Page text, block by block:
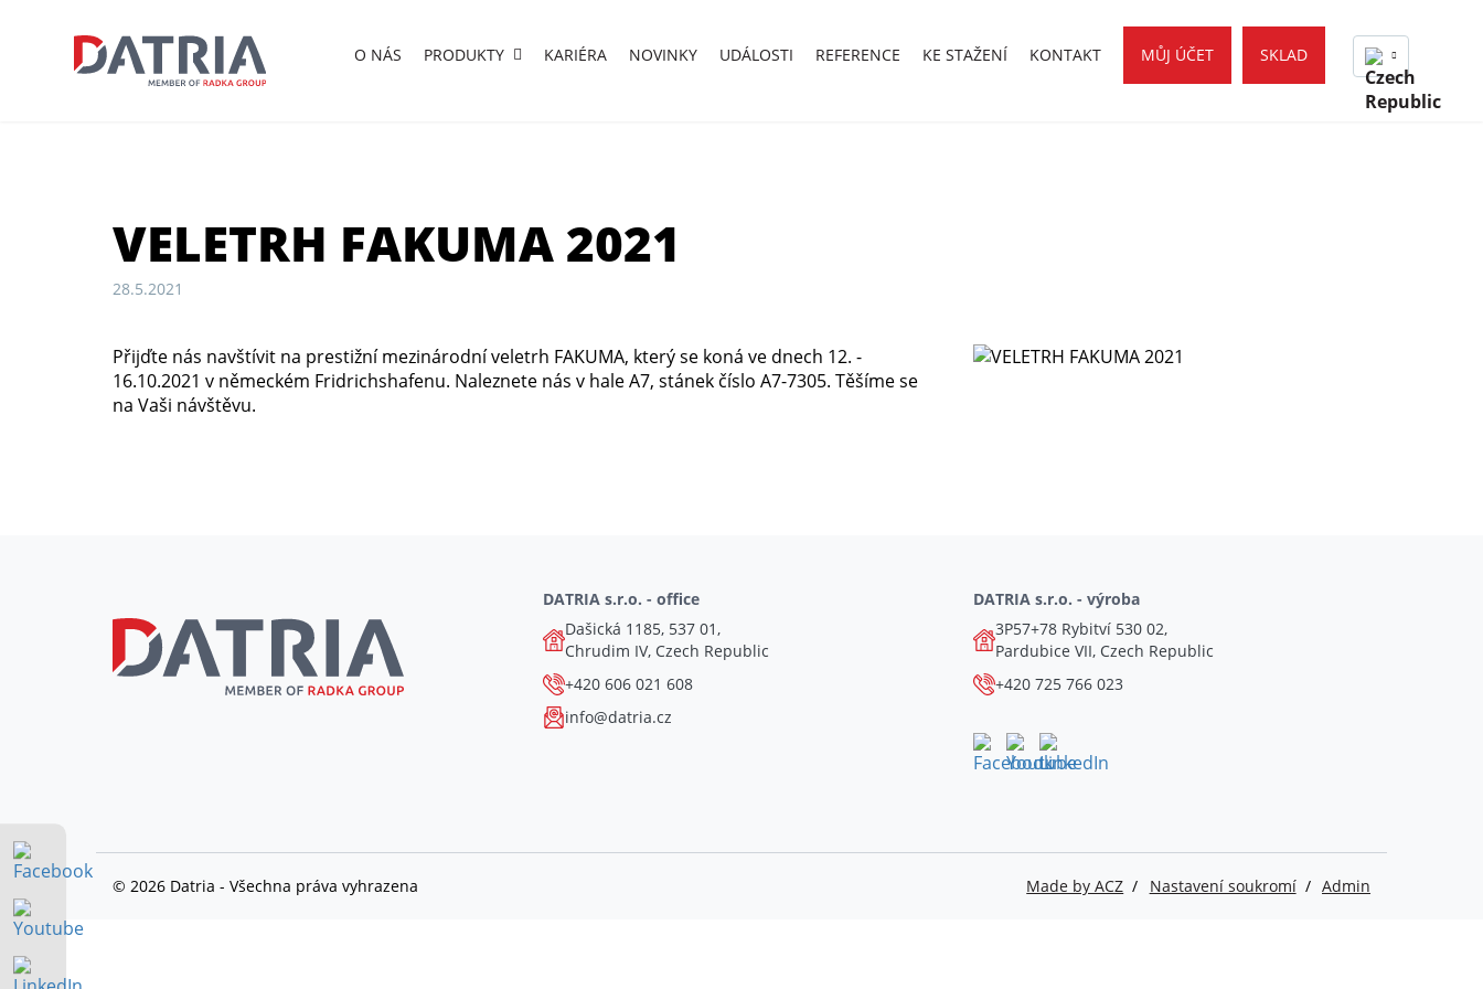
O NÁS PRODUKTY KARIÉRA NOVINKY UDÁLOSTI REFERENCE KE STAŽENÍ KONTAKT MŮJ ÚČET SKLAD
VELETRH FAKUMA 2021
28.5.2021
Přijďte nás navštívit na prestižní mezinárodní veletrh FAKUMA, který se koná ve dnech 12. -
16.10.2021 v německém Fridrichshafenu. Naleznete nás v hale A7, stánek číslo A7-7305. Těšíme se
na Vaši návštěvu.
DATRIA s.r.o. - office
Dašická 1185, 537 01,
Chrudim IV, Czech Republic
+420 606 021 608
info@datria.cz
DATRIA s.r.o. - výroba
3P57+78 Rybitví 530 02,
Pardubice VII, Czech Republic
+420 725 766 023
© 2026 Datria - Všechna práva vyhrazena Made by ACZ Nastavení soukromí Admin